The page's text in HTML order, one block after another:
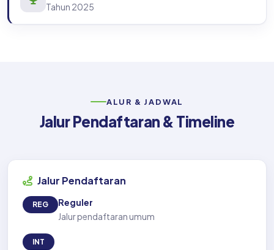
Tahun 2025
ALUR & JADWAL
Jalur Pendaftaran & Timeline
Jalur Pendaftaran
REG
Reguler
Jalur pendaftaran umum
INT